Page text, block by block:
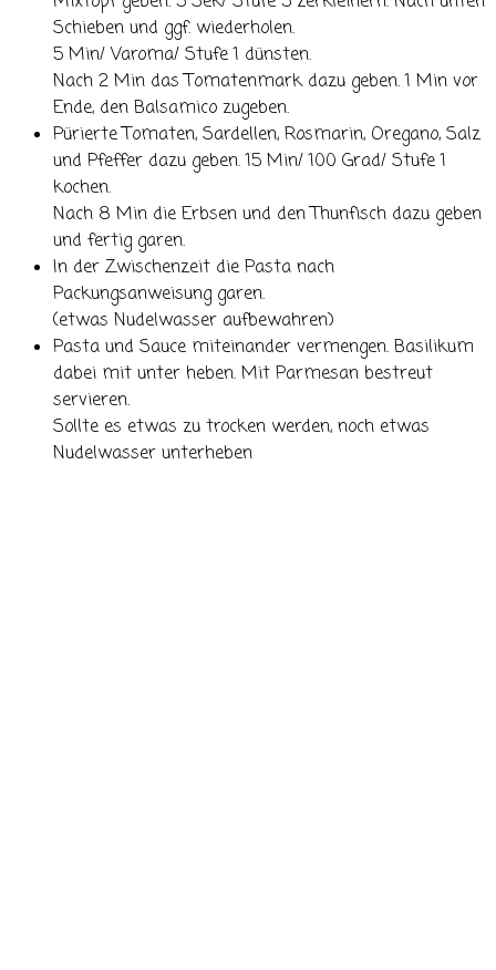
Schieben und ggf. wiederholen.
5 Min/ Varoma/ Stufe 1 dünsten.
Nach 2 Min das Tomatenmark dazu geben. 1 Min vor
Ende, den Balsamico zugeben.
Pürierte Tomaten, Sardellen, Rosmarin, Oregano, Salz
und Pfeffer dazu geben. 15 Min/ 100 Grad/ Stufe 1
kochen.
Nach 8 Min die Erbsen und den Thunfisch dazu geben
und fertig garen.
In der Zwischenzeit die Pasta nach
Packungsanweisung garen.
(etwas Nudelwasser aufbewahren)
Pasta und Sauce miteinander vermengen. Basilikum
dabei mit unter heben. Mit Parmesan bestreut
servieren.
Sollte es etwas zu trocken werden, noch etwas
Nudelwasser unterheben